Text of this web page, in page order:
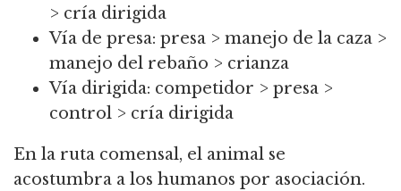
> cría dirigida
Vía de presa: presa > manejo de la caza >
manejo del rebaño > crianza
Vía dirigida: competidor > presa >
control > cría dirigida
En la ruta comensal, el animal se
acostumbra a los humanos por asociación.